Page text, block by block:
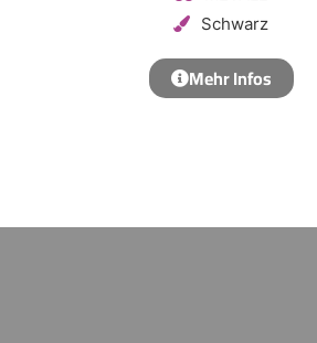
Schwarz
Mehr Infos